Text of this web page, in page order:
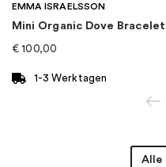
Kategorie:
Marke
EMMA ISRAELSSON
Mini Organic Dove
€ 100,00
1-3 Werktagen
Alle